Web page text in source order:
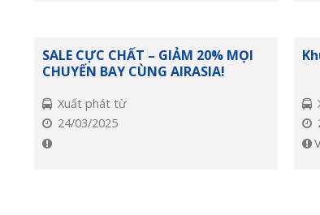
SALE CỰC CHẤT – GIẢM 20% MỌI
CHUYẾN BAY CÙNG AIRASIA!
Xuất phát từ
24/03/2025